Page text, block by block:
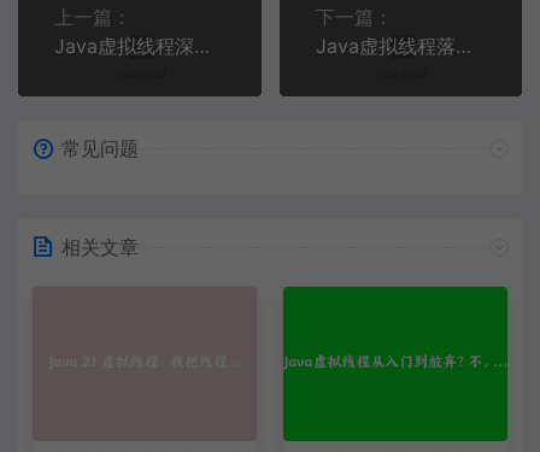
上一篇：
Java虚拟线程深度实战：从零构建零阻塞HTTP服务器，榨干CPU最后一滴性能
下一篇：
Java虚拟线程落地实录：用Loom重构订单服务的高并发困境与ScopedValue实践
常见问题
相关文章